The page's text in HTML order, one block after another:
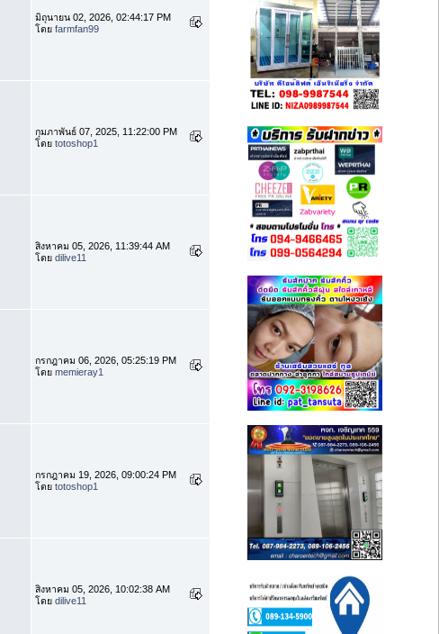
มิถุนายน 02, 2026, 02:44:17 PM
โดย farmfan99
กุมภาพันธ์ 07, 2025, 11:22:00 PM
โดย totoshop1
สิงหาคม 05, 2026, 11:39:44 AM
โดย dilive11
กรกฎาคม 06, 2026, 05:25:19 PM
โดย memieray1
กรกฎาคม 19, 2026, 09:00:24 PM
โดย totoshop1
สิงหาคม 05, 2026, 10:02:38 AM
โดย dilive11